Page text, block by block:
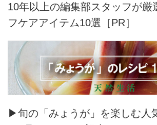
10年以上の編集部スタッフが厳
フケアアイテム10選［PR］
▶旬の「みょうが」を楽しむ人